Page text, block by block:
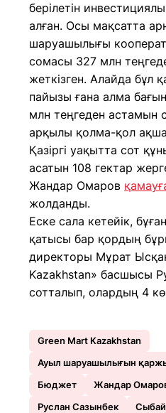
берілетін
алған. Осы мақсатта
шаруашылығы
сомасы 327 млн
жеткізген. Алайда бұл
пайызы ғана алма
млн теңгеден астамын
арқылы қолма-қол
Қазіргі уақытта сот
асатын 108 гектар
Жандар Омаров
жолданды.
Еске сала кетейік,
қатысы бар қордың
директоры Мұрат
Kazakhstan» басшысы
сотталып, олардың 4
Green Mart Kazakhstan
Ауыл шаруашылығын
Бюджет
Жандар
Руслан Сазынбек